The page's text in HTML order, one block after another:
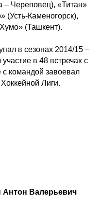
– Череповец), «Титан»
(Усть-Каменогорск),
(Ташкент).
в сезонах 2014/15 –
в 48 встречах с
командой завоевал
Лиги.
Антон Валерьевич